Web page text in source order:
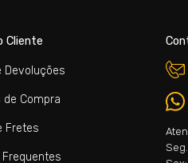
Cliente
Devoluções
de Compra
Fretes
Frequentes